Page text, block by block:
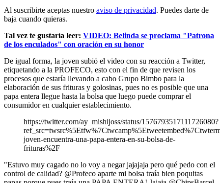
Al suscribirte aceptas nuestro aviso de privacidad. Puedes darte de
baja cuando quieras.
Tal vez te gustaría leer: VIDEO: Belinda se proclama "Patrona
de los enculados" con oración en su honor
De igual forma, la joven subió el video con su reacción a Twitter,
etiquetando a la PROFECO, esto con el fin de que revisen los
procesos que estaría llevando a cabo Grupo Bimbo para la
elaboración de sus frituras y golosinas, pues no es posible que una
papa entera llegue hasta la bolsa que luego puede comprar el
consumidor en cualquier establecimiento.
https://twitter.com/ay_mishijoss/status/1576793517111726080?
joven-encuentra-una-papa-entera-en-su-bolsa-de-
frituras%2F
"Estuvo muy cagado no lo voy a negar jajajaja pero qué pedo con el
control de calidad? @Profeco aparte mi bolsa traía bien poquitas